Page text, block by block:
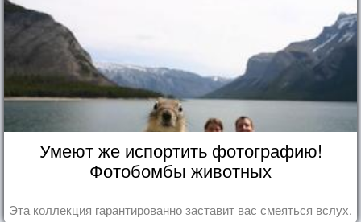
Умеют же испортить фотографию!
Фотобомбы животных
Эта коллекция гарантированно заставит вас смеяться вслух.